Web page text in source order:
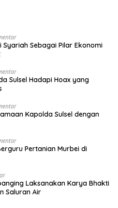
Syariah Sebagai Pilar Ekonomi
Sulsel Hadapi Hoax yang
Kapolda Sulsel dengan
Pertanian Murbei di
Laksanakan Karya Bhakti
Saluran Air